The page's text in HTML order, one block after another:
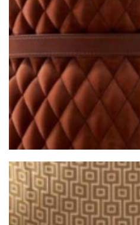
ресурсов.
Управление
Каждый заказ
реального времени
мониторинга. Наша
специалистов с опытом
международной
полную сохранность
температурного режима
механических
маршрута.
Страхование грузаВсе